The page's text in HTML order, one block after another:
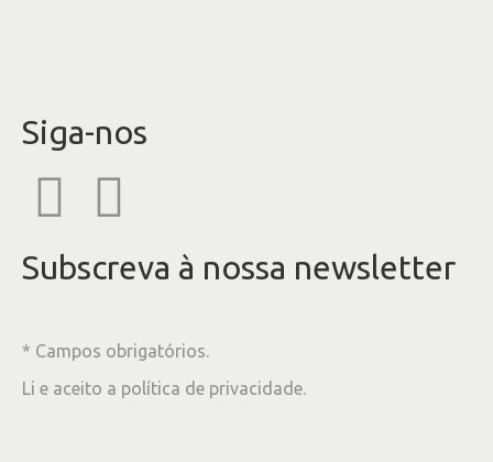
Siga-nos
Subscreva à nossa newsletter
* Campos obrigatórios.
Li e aceito a política de privacidade.